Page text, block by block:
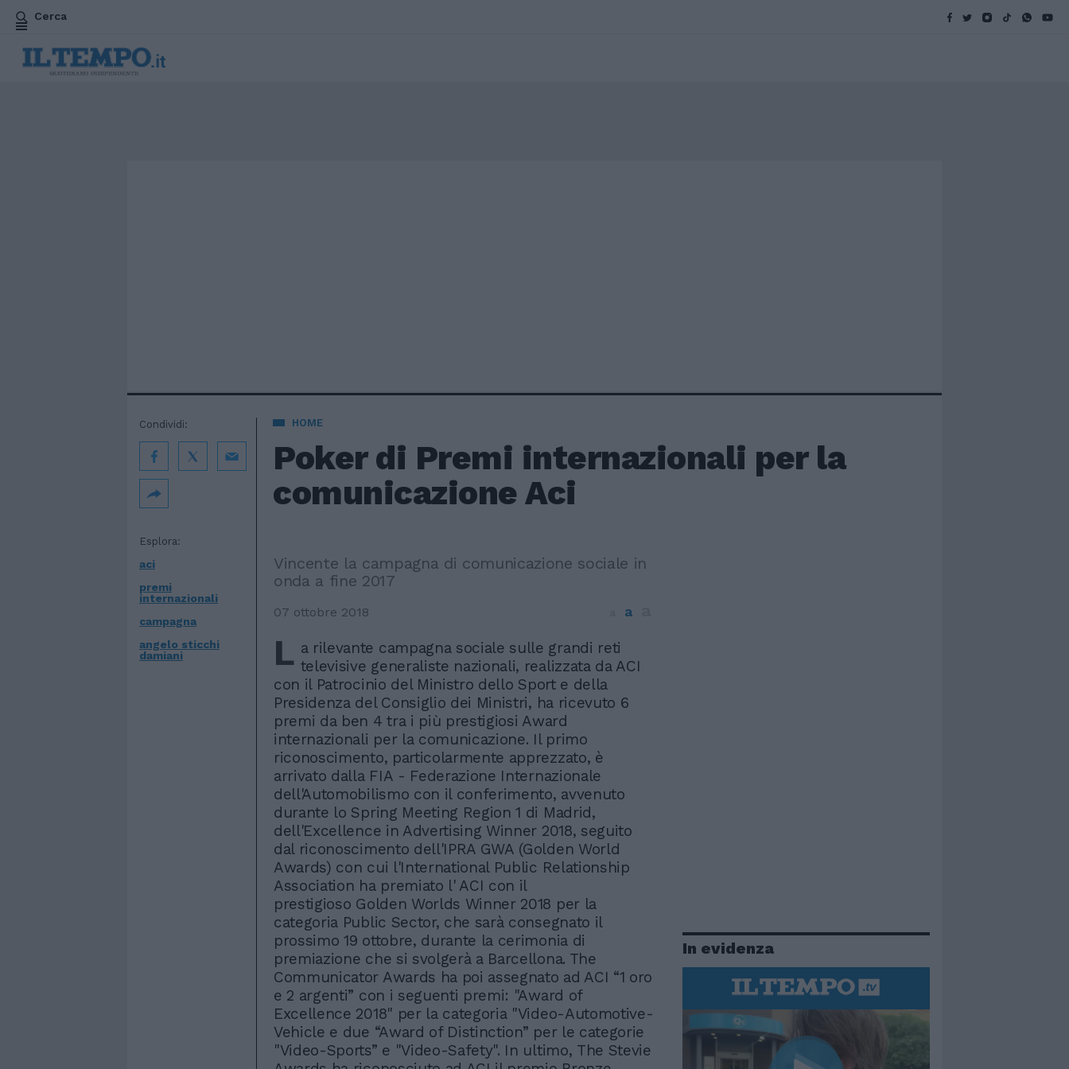
Cerca
HOME
Poker di Premi internazionali per la
comunicazione Aci
Esplora:
aci
premi
internazionali
campagna
angelo sticchi
damiani
Condividi:
Vincente la campagna di comunicazione sociale in
onda a fine 2017
07 ottobre 2018 a
L a rilevante campagna sociale sulle grandi reti
televisive generaliste nazionali, realizzata da ACI
con il Patrocinio del Ministro dello Sport e della
Presidenza del Consiglio dei Ministri, ha ricevuto 6
premi da ben 4 tra i più prestigiosi Award
internazionali per la comunicazione. Il primo
riconoscimento, particolarmente apprezzato, è
arrivato dalla FIA - Federazione Internazionale
dell'Automobilismo con il conferimento, avvenuto
durante lo Spring Meeting Region 1 di Madrid,
dell'Excellence in Advertising Winner 2018, seguito
dal riconoscimento dell'IPRA GWA (Golden World
Awards) con cui l'International Public Relationship
Association ha premiato l' ACI con il
prestigioso Golden Worlds Winner 2018 per la
categoria Public Sector, che sarà consegnato il
prossimo 19 ottobre, durante la cerimonia di
premiazione che si svolgerà a Barcellona. The
Communicator Awards ha poi assegnato ad ACI “1 oro
e 2 argenti” con i seguenti premi: "Award of
Excellence 2018" per la categoria "Video-Automotive-
Vehicle e due “Award of Distinction” per le categorie
"Video-Sports” e "Video-Safety". In ultimo, The Stevie
In evidenza